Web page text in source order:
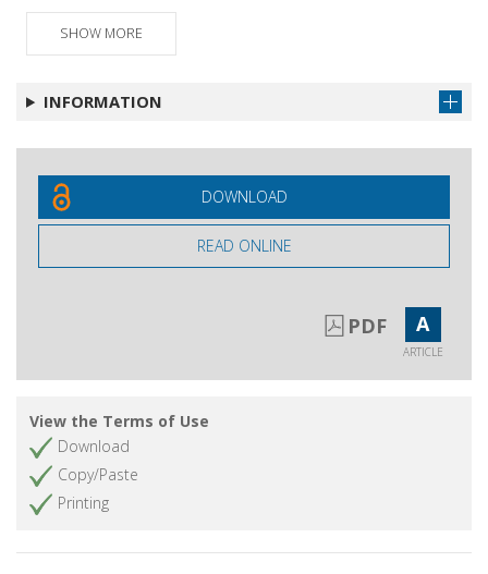
Libri ricevuti
SHOW MORE
INFORMATION
DOWNLOAD
READ ONLINE
PDF A
ARTICLE
View the Terms of Use
Download
Copy/Paste
Printing